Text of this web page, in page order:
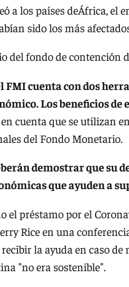
a los países deÁfrica, el
sido los más
del fondo de contención
FMI cuenta con dos
Los beneficios
cuenta que se utilizan
del Fondo Monetario.
demostrar que su
que ayuden a
el préstamo por el
Rice en una
la ayuda en caso
"no era sostenible".